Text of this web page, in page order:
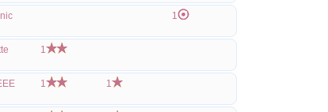
1
1
1 1